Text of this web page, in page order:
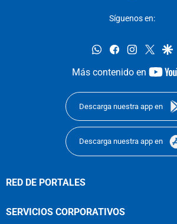
Síguenos en:
whatsappfacebookinstagram
twitter
Más contenido en
Descarga nuestra app en
Descarga nuestra app en
RED DE PORTALES
SERVICIOS CORPORATIVOS